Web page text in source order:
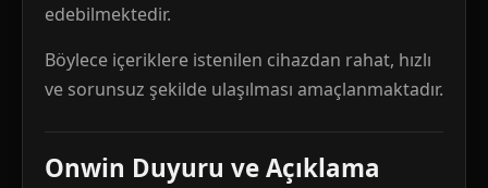
edebilmektedir.
Böylece içeriklere istenilen cihazdan rahat, hızlı
ve sorunsuz şekilde ulaşılması amaçlanmaktadır.
Onwin Duyuru ve Açıklama